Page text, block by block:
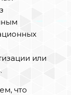
или
что